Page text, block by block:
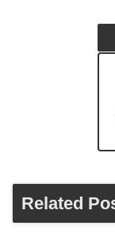
Related